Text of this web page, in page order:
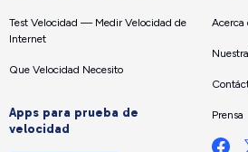
Test Velocidad — Medir Velocidad de
Internet
Que Velocidad Necesito
Apps para prueba de
velocidad
Acerca
Prensa